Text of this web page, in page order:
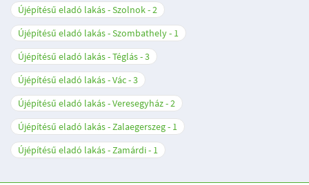
Újépítésű eladó lakás - Szolnok 2
Újépítésű eladó lakás - Szombathely
1
Újépítésű eladó lakás - Téglás 3
Újépítésű eladó lakás - Vác 3
Újépítésű eladó lakás - Veresegyház 2
Újépítésű eladó lakás - Zalaegerszeg
1
Újépítésű eladó lakás - Zamárdi
1